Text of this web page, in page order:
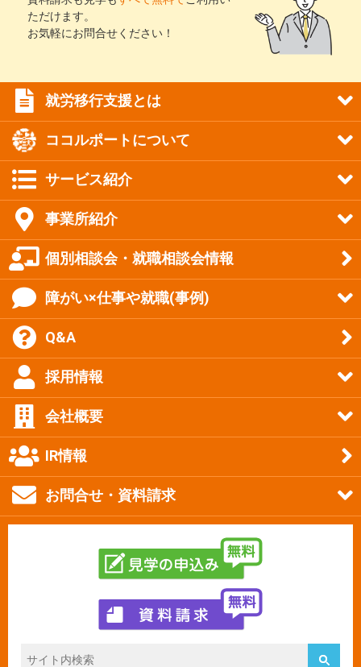
ただけます。
お気軽にお問合せください！
就労移行支援とは
ココルポートについて
サービス紹介
事業所紹介
個別相談会・就職相談会情報
障がい×仕事や就職(事例)
Q&A
採用情報
会社概要
IR情報
お問合せ・資料請求